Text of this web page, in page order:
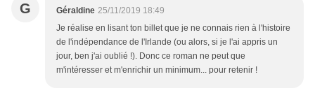
G Géraldine 25/11/2019 18:49
Je réalise en lisant ton billet que je ne connais rien à l'histoire
de l'indépendance de l'Irlande (ou alors, si je l'ai appris un
jour, ben j'ai oublié !). Donc ce roman ne peut que
m'intéresser et m'enrichir un minimum... pour retenir !